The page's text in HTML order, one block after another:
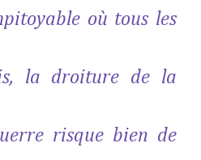
où tous les
la droiture de la
risque bien de